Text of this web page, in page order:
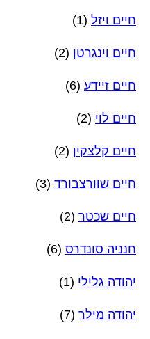
חיים ויזל (1)
חיים וינגרטן (2)
חיים זיידע (6)
חיים לוי (2)
חיים קלצקין (2)
חיים שוורצבורד (3)
חיים שכטר (2)
חנניה סונדרס (6)
יהודה גלילי (1)
יהודה מילר (7)